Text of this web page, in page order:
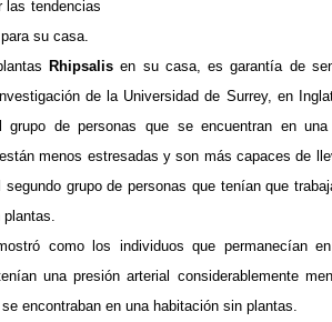
tendencias
su casa.
Rhipsalis en su casa, es garantía de
de la Universidad de Surrey, en
grupo de personas que se encuentran en
menos estresadas y son más capaces de
grupo de personas que tenían que
plantas.
como los individuos que permanecían
una presión arterial considerablemente
encontraban en una habitación sin plantas.